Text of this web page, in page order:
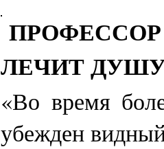
ЛЕЧИТ
«Во время
убежден